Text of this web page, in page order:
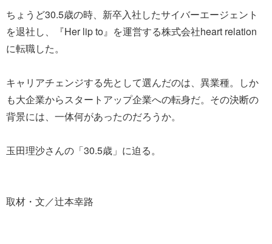
ちょうど30.5歳の時、新卒入社したサイバーエージェント
を退社し、『Her lip to』を運営する株式会社heart relation
に転職した。
キャリアチェンジする先として選んだのは、異業種。しか
も大企業からスタートアップ企業への転身だ。その決断の
背景には、一体何があったのだろうか。
玉田理沙さんの「30.5歳」に迫る。
取材・文／辻本幸路